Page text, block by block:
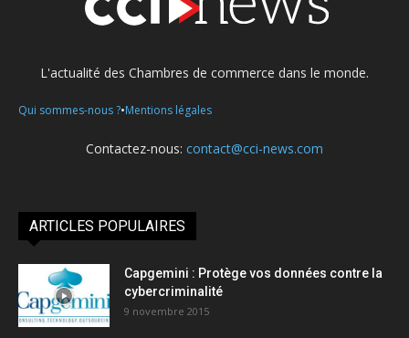
L'actualité des Chambres de commerce dans le monde.
Qui sommes-nous ?•Mentions légales
Contactez-nous: contact@cci-news.com
ARTICLES POPULAIRES
Capgemini : Protège vos données contre la
cybercriminalité
9 novembre 2015